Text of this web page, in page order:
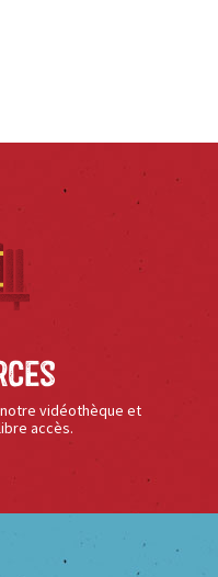
vidéothèque et
accès.